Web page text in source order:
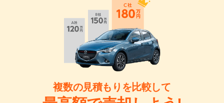
複数の見積もりを比較して